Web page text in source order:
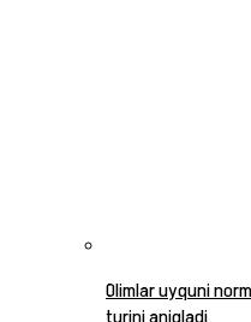
Olimlar uyquni